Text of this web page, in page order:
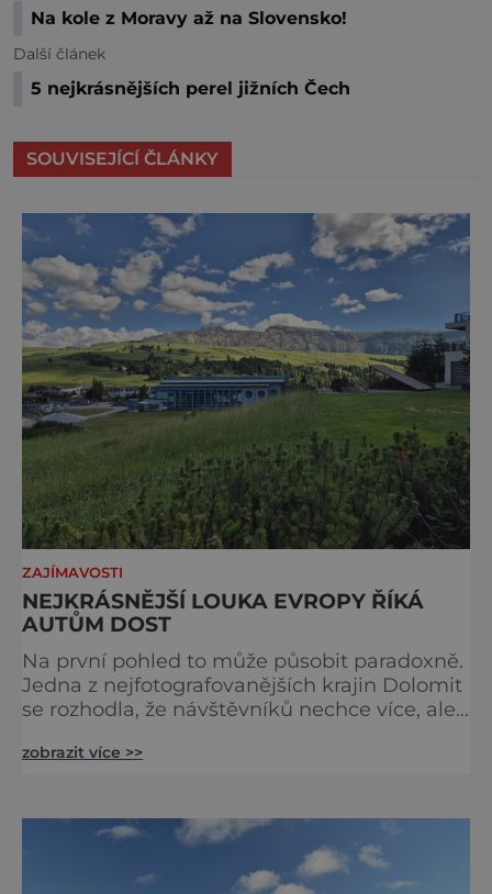
Na kole z Moravy až na Slovensko!
Další článek
5 nejkrásnějších perel jižních Čech
SOUVISEJÍCÍ ČLÁNKY
ZAJÍMAVOSTI
NEJKRÁSNĚJŠÍ LOUKA EVROPY ŘÍKÁ
AUTŮM DOST
Na první pohled to může působit paradoxně.
Jedna z nejfotografovanějších krajin Dolomit
se rozhodla, že návštěvníků nechce více, ale
louka v Evropě, zavádí od léta 2026 nová
přijíždějí. Nejde o boj proti turistům. Jde o
ochranu krajiny, která už nechce být obětí
vlastního úspě
zobrazit více >>